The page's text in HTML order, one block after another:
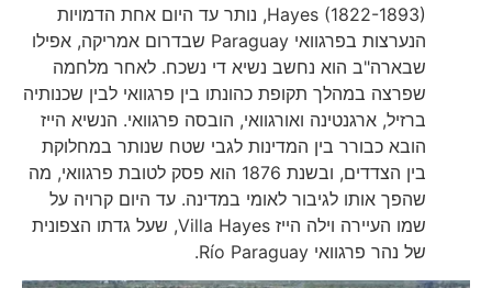
Hayes (1822-1893), נותר עד היום אחת הדמויות
הנערצות בפרגוואי Paraguay שבדרום אמריקה, אפילו
שבארה"ב הוא נחשב נשיא די נשכח. לאחר מלחמה
שפרצה במהלך תקופת כהונתו בין פרגוואי לבין שכנותיה
ברזיל, ארגנטינה ואורגוואי, הובסה פרגוואי. הנשיא הייז
הובא כבורר בין המדינות לגבי שטח שנותר במחלוקת
בין הצדדים, ובשנת 1876 הוא פסק לטובת פרגוואי, מה
שהפך אותו לגיבור לאומי במדינה. עד היום קרויה על
שמו העיירה וילה הייז Villa Hayes, שעל גדתו הצפונית
של נהר פרגוואי Río Paraguay.